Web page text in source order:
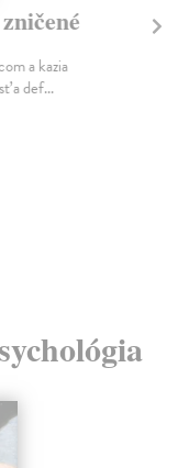
a kazia
a def...